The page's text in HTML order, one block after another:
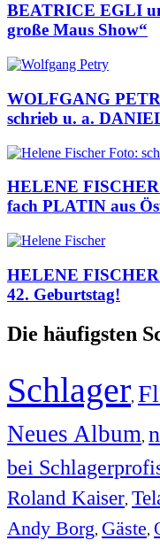
BEATRICE EGLI
große Maus Show“
WOLFGANG
schrieb u. a.
HELENE
fach PLATIN aus
HELENE
42. Geburtstag!
Die häufigsten
Schlager,
Neues Album,
bei
Roland Kaiser,
Andy Borg, Gäste,